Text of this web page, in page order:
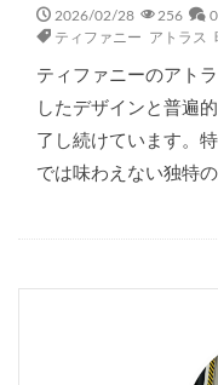
2026/02/28 256
0
ティファニー アトラス
ティファニーのアト
したデザインと普遍
了し続けています。
では味わえない独特